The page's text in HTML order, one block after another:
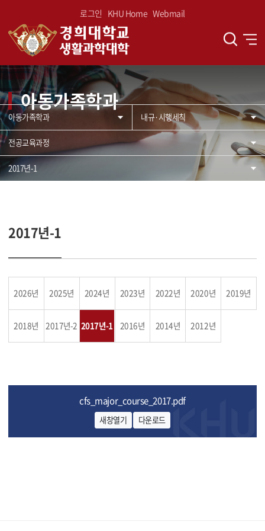
로그인 KHU Home Webmail
아동가족학과
아동가족학과 내규·시행세칙
전공교육과정
2017년-1
2017년-1
2026년 2025년 2024년 2023년 2022년 2020년 2019년
2018년 2017년-2 2017년-1 2016년 2014년 2012년
cfs_major_course_2017.pdf
새창열기 다운로드